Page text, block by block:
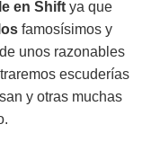
en Shift ya que
famosísimos y
unos razonables
escuderías
y otras muchas